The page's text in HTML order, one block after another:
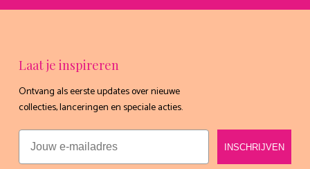
Laat je inspireren
Ontvang als eerste updates over nieuwe
collecties, lanceringen en speciale acties.
Email
INSCHRIJVEN
nee, dankjewel